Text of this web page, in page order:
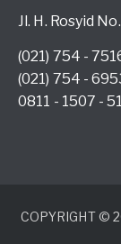
Jl. H. Rosyid
(021) 754 -
(021) 754 -
0811 - 1507 -
COPYRIGHT ©